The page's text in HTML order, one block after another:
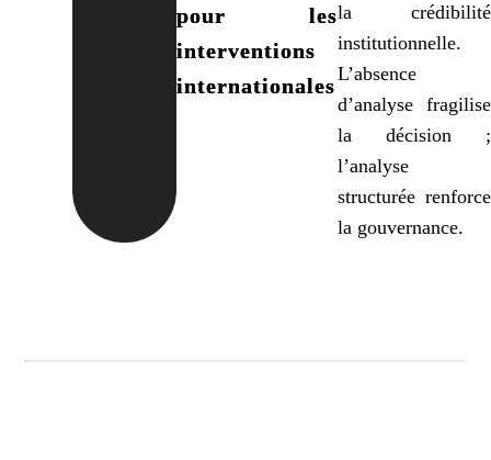
pour les
interventions
internationales
la crédibilité
institutionnelle.
L’absence
d’analyse fragilise
la décision ;
l’analyse
structurée renforce
la gouvernance.